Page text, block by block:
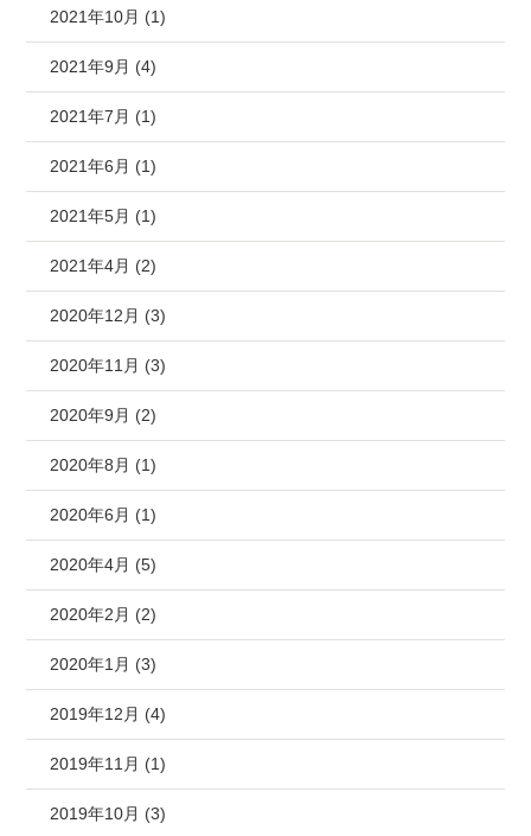
2021年10月 (1)
2021年9月 (4)
2021年7月 (1)
2021年6月 (1)
2021年5月 (1)
2021年4月 (2)
2020年12月 (3)
2020年11月 (3)
2020年9月 (2)
2020年8月 (1)
2020年6月 (1)
2020年4月 (5)
2020年2月 (2)
2020年1月 (3)
2019年12月 (4)
2019年11月 (1)
2019年10月 (3)